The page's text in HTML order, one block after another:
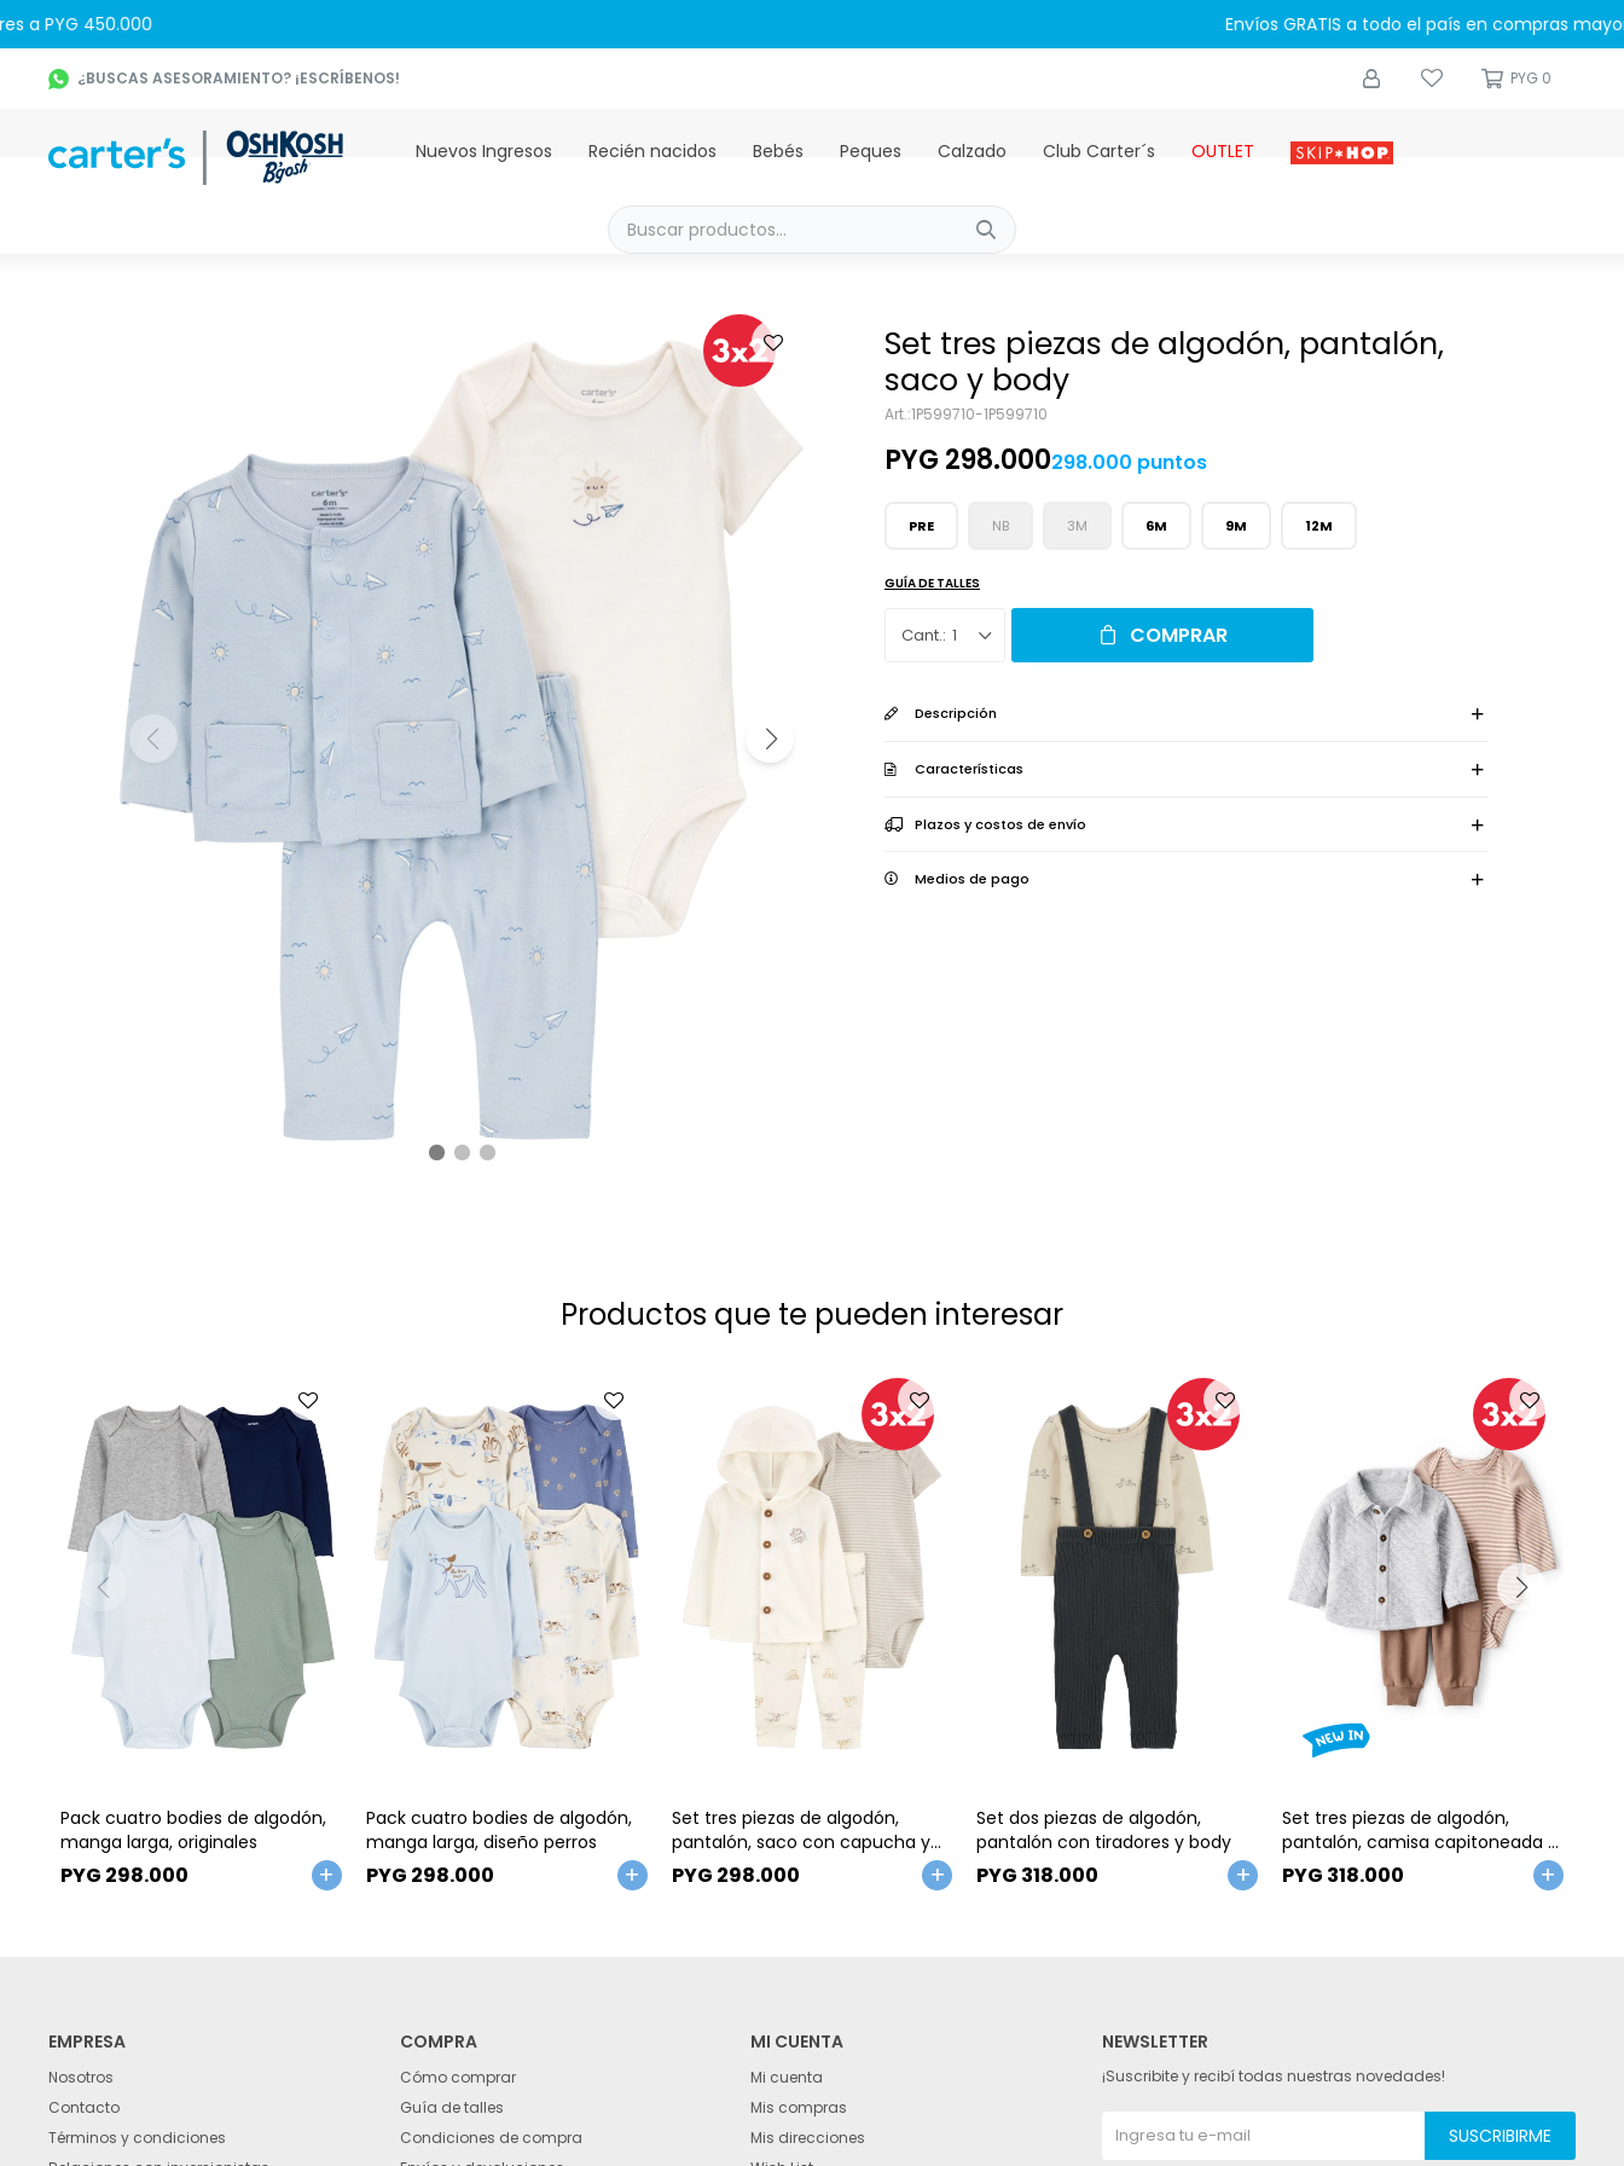
Nuevos Ingresos Recién nacidos Bebés Peques Calzado Club Carter´s OUTLET Skip-hop
PYG 0
¿BUSCAS ASESORAMIENTO? ¡ESCRÍBENOS!
Set tres piezas de algodón, pantalón,
saco y body
1P599710-1P599710
PYG 298.000298.000 puntos
PRE NB 3M 6M 9M 12M
GUÍA DE TALLES
1 COMPRAR
Descripción
Características
Plazos y costos de envío
Medios de pago
Productos que te pueden interesar
Pack cuatro bodies de algodón,
manga larga, originales
PYG 298.000
Pack cuatro bodies de algodón,
manga larga, diseño perros
PYG 298.000
Set tres piezas de algodón,
pantalón, saco con capucha y
body, diseño elefantes
PYG 298.000
Set dos piezas de algodón,
pantalón con tiradores y body
PYG 318.000
Set tres piezas de algodón,
pantalón, camisa capitoneada y
body
PYG 318.000
EMPRESA
Nosotros
Contacto
Términos y condiciones
COMPRA
Cómo comprar
Guía de talles
Condiciones de compra
MI CUENTA
Mi cuenta
Mis compras
Mis direcciones
NEWSLETTER
¡Suscribite y recibí todas nuestras novedades!
SUSCRIBIRME